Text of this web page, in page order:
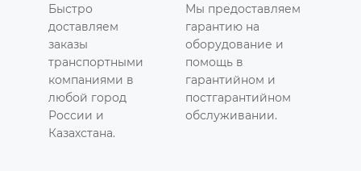
Быстро
доставляем
заказы
транспортными
компаниями в
любой город
России и
Казахстана.
Мы предоставляем
гарантию на
оборудование и
помощь в
гарантийном и
постгарантийном
обслуживании.